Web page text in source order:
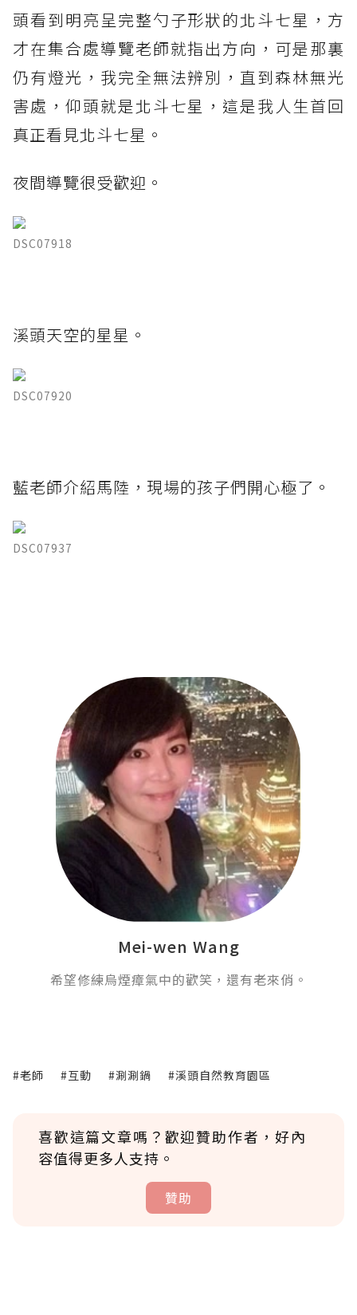
頭看到明亮呈完整勺子形狀的北斗七星，方
才在集合處導覽老師就指出方向，可是那裏
仍有燈光，我完全無法辨別，直到森林無光
害處，仰頭就是北斗七星，這是我人生首回
真正看見北斗七星。
夜間導覽很受歡迎。
DSC07918
溪頭天空的星星。
DSC07920
藍老師介紹馬陸，現場的孩子們開心極了。
DSC07937
Mei-wen Wang
希望修練烏煙瘴氣中的歡笑，還有老來俏。
#老師 #互動 #涮涮鍋 #溪頭自然教育園區
喜歡這篇文章嗎？歡迎贊助作者，好內
容值得更多人支持。
贊助